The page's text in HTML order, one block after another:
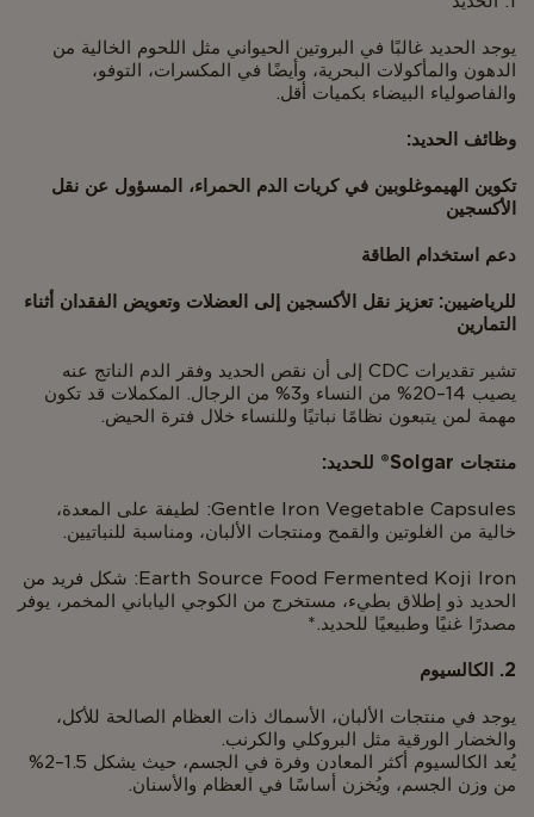
يوجد الحديد غالبًا في البروتين الحيواني مثل اللحوم الخالية من
الدهون والمأكولات البحرية، وأيضًا في المكسرات، التوفو،
والفاصولياء البيضاء بكميات أقل.
وظائف الحديد:
تكوين الهيموغلوبين في كريات الدم الحمراء، المسؤول عن نقل
الأكسجين
دعم استخدام الطاقة
للرياضيين: تعزيز نقل الأكسجين إلى العضلات وتعويض الفقدان أثناء
التمارين
تشير تقديرات CDC إلى أن نقص الحديد وفقر الدم الناتج عنه
يصيب 14–20% من النساء و3% من الرجال. المكملات قد تكون
مهمة لمن يتبعون نظامًا نباتيًا وللنساء خلال فترة الحيض.
منتجات Solgar® للحديد:
Gentle Iron Vegetable Capsules: لطيفة على المعدة،
خالية من الغلوتين والقمح ومنتجات الألبان، ومناسبة للنباتيين.
Earth Source Food Fermented Koji Iron: شكل فريد من
الحديد ذو إطلاق بطيء، مستخرج من الكوجي الياباني المخمر، يوفر
مصدرًا غنيًا وطبيعيًا للحديد.*
2. الكالسيوم
يوجد في منتجات الألبان، الأسماك ذات العظام الصالحة للأكل،
والخضار الورقية مثل البروكلي والكرنب.
يُعد الكالسيوم أكثر المعادن وفرة في الجسم، حيث يشكل 1.5–2%
من وزن الجسم، ويُخزن أساسًا في العظام والأسنان.